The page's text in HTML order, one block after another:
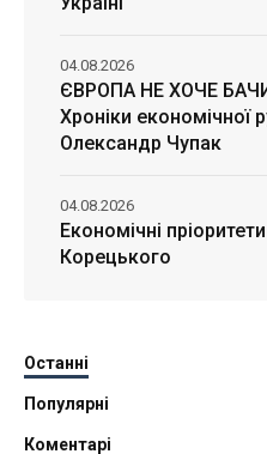
ЄВРОПА НЕ ХОЧЕ
Хроніки економічної
Олександр Чупак
04.08.2026
Економічні
Корецького
04.08.2026
Останні
Популярні
Коментарі